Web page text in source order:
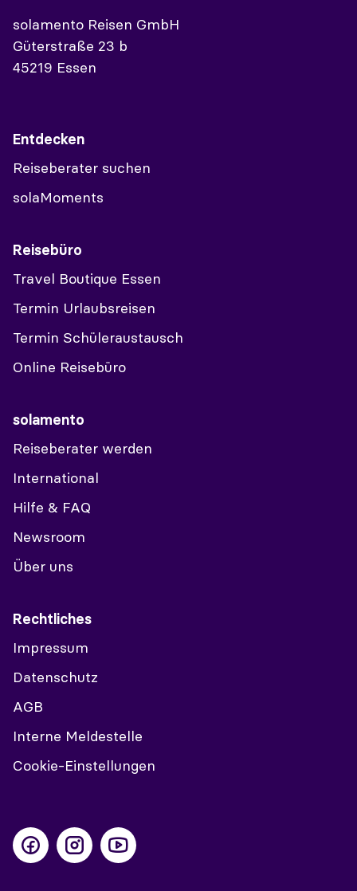
solamento Reisen GmbH
Güterstraße 23 b
45219 Essen
Entdecken
Reiseberater suchen
solaMoments
Reisebüro
Travel Boutique Essen
Termin Urlaubsreisen
Termin Schüleraustausch
Online Reisebüro
solamento
Reiseberater werden
International
Hilfe & FAQ
Newsroom
Über uns
Rechtliches
Impressum
Datenschutz
AGB
Interne Meldestelle
Cookie-Einstellungen